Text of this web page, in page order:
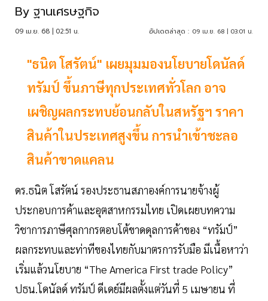
By ฐานเศรษฐกิจ
09 เม.ย. 68 | 02:51 น. อัปเดตล่าสุด : 09 เม.ย. 68 | 03:01 น.
"ธนิต โสรัตน์" เผยมุมมองนโยบายโดนัลด์
ทรัมป์ ขึ้นภาษีทุกประเทศทั่วโลก อาจ
เผชิญผลกระทบย้อนกลับในสหรัฐฯ ราคา
สินค้าในประเทศสูงขึ้น การนำเข้าชะลอ
สินค้าขาดแคลน
ดร.ธนิต โสรัตน์ รองประธานสภาองค์การนายจ้างผู้
ประกอบการค้าและอุตสาหกรรมไทย เปิดเผยบทความ
วิชาการภาษีศุลกากรตอบโต้ขาดดุลการค้าของ “ทรัมป์”
ผลกระทบและท่าทีของไทยกับมาตรการรับมือ มีเนื้อหาว่า
เริ่มแล้วนโยบาย “The America First trade Policy”
ปธน.โดนัลด์ ทรัมป์ ดีเดย์มีผลตั้งแต่วันที่ 5 เมษายน ที่